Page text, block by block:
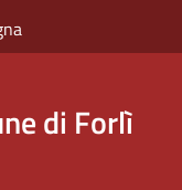
di Forlì